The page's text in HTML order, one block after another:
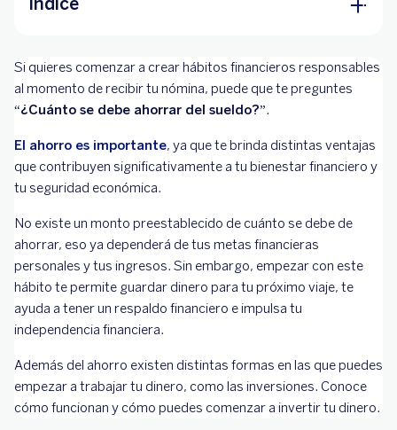
ahorrar e invertir?
¿Qué porcentaje de mis ingresos debo ahorrar?
¿Cómo poner a trabajar mi dinero?
Ideas para saber en qué invertir mi sueldo
Si quieres comenzar a crear hábitos financieros responsables
al momento de recibir tu nómina, puede que te preguntes
“¿Cuánto se debe ahorrar del sueldo?”.
El ahorro es importante, ya que te brinda distintas ventajas
que contribuyen significativamente a tu bienestar financiero y
tu seguridad económica.
No existe un monto preestablecido de cuánto se debe de
ahorrar, eso ya dependerá de tus metas financieras
personales y tus ingresos. Sin embargo, empezar con este
hábito te permite guardar dinero para tu próximo viaje, te
ayuda a tener un respaldo financiero e impulsa tu
independencia financiera.
Además del ahorro existen distintas formas en las que puedes
empezar a trabajar tu dinero, como las inversiones. Conoce
cómo funcionan y cómo puedes comenzar a invertir tu dinero.